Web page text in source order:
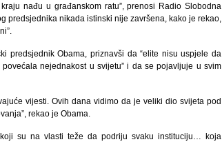
nađu u građanskom ratu”, prenosi Radio Slobodna
predsjednika nikada istinski nije završena, kako je rekao,
predsjednik Obama, priznavši da “elite nisu uspjele da
nejednakost u svijetu” i da se pojavljuje u svim
vijesti. Ovih dana vidimo da je veliki dio svijeta pod
rekao je Obama.
su na vlasti teže da podriju svaku instituciju… koja